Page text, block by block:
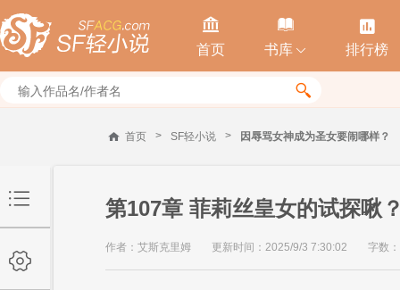

首页

书库 

排行榜

首页 > SF轻小说 > 因辱骂女神成为圣女要闹哪样？
第107章 菲莉丝皇女的试探啾
作者：艾斯克里姆 更新时间：2025/9/3 7:30:02 字数